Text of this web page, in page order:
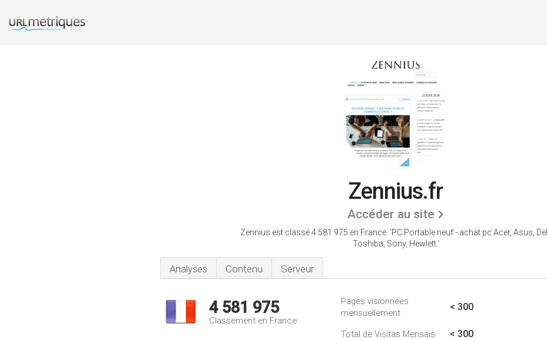
Zennius.fr
Accéder au site
Zennius est classé 4 581 975 en France. 'PC Portable neuf - achat pc Acer, Asus, Dell,
Toshiba, Sony, Hewlett.'
Analyses Contenu Serveur
4 581 975
Classement en France
Pages visionnées
mensuellement
< 300
Total de Visitas Mensais < 300